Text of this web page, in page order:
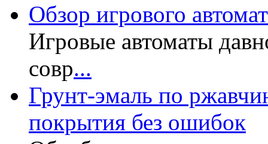
Обзор игрового
Игровые автоматы
совр...
Грунт-эмаль по
покрытия без ошибок